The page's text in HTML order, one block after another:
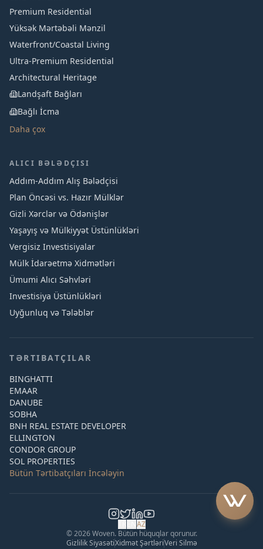
Premium Residential
Yüksək Mərtəbəli Mənzil
Waterfront/Coastal Living
Ultra-Premium Residential
Architectural Heritage
Landşaft Bağları
Bağlı İcma
Daha çox
ALICI BƏLƏDÇISI
Addım-Addım Alış Bələdçisi
Plan Öncəsi vs. Hazır Mülklər
Gizli Xərclər və Ödənişlər
Yaşayış və Mülkiyyət Üstünlükləri
Vergisiz Investisiyalar
Mülk İdarəetmə Xidmətləri
Ümumi Alıcı Səhvləri
Investisiya Üstünlükləri
Uyğunluq və Tələblər
TƏRTIBATÇILAR
BINGHATTI
EMAAR
DANUBE
SOBHA
BNH REAL ESTATE DEVELOPER
ELLINGTON
CONDOR GROUP
SOL PROPERTIES
Bütün Tərtibatçıları İncələyin
© 2026 Woven. Bütün hüquqlar qorunur.
Gizlilik SiyasətiXidmət ŞərtləriVeri Silmə
AZ